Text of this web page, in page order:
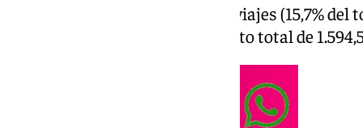
andaluces realizaron 5.438.149 viajes (15,7%
pernoctaciones (14,6%) y un gasto total de